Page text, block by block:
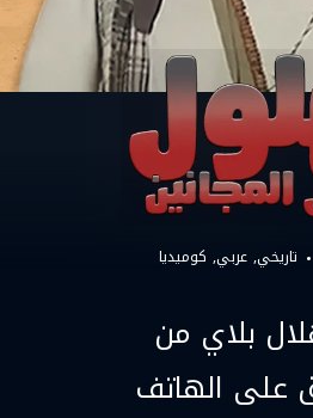
تاريخي عربي كوميديا
بلاي من
على الهاتف